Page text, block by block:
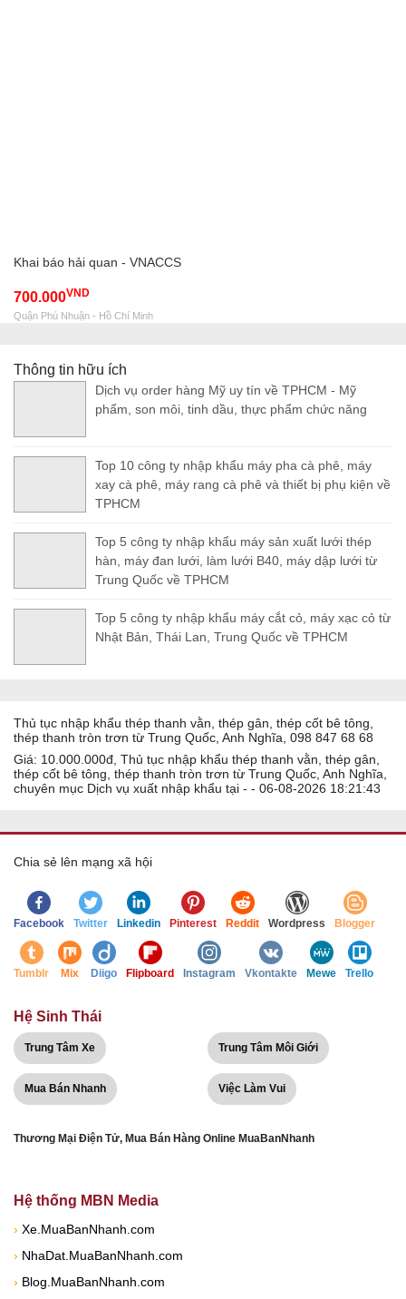
Khai báo hải quan - VNACCS
700.000VND
Quận Phú Nhuận - Hồ Chí Minh
Thông tin hữu ích
Dịch vụ order hàng Mỹ uy tín về TPHCM - Mỹ
phẩm, son môi, tinh dầu, thực phẩm chức năng
Top 10 công ty nhập khẩu máy pha cà phê, máy
xay cà phê, máy rang cà phê và thiết bị phụ kiện về
TPHCM
Top 5 công ty nhập khẩu máy sản xuất lưới thép
hàn, máy đan lưới, làm lưới B40, máy dập lưới từ
Trung Quốc về TPHCM
Top 5 công ty nhập khẩu máy cắt cỏ, máy xạc cỏ từ
Nhật Bản, Thái Lan, Trung Quốc về TPHCM
Thủ tục nhập khẩu thép thanh vằn, thép gân, thép cốt bê tông,
thép thanh tròn trơn từ Trung Quốc, Anh Nghĩa, 098 847 68 68
Giá: 10.000.000đ, Thủ tục nhập khẩu thép thanh vằn, thép gân,
thép cốt bê tông, thép thanh tròn trơn từ Trung Quốc, Anh Nghĩa,
chuyên mục Dịch vụ xuất nhập khẩu tại - - 06-08-2026 18:21:43
Chia sẻ lên mạng xã hội
Facebook Twitter Linkedin Pinterest Reddit Wordpress Blogger
Tumblr Mix Diigo Flipboard Instagram Vkontakte Mewe Trello
Hệ Sinh Thái
Trung Tâm Xe Trung Tâm Môi Giới
Mua Bán Nhanh Việc Làm Vui
Thương Mại Điện Tử, Mua Bán Hàng Online MuaBanNhanh
Hệ thống MBN Media
› Xe.MuaBanNhanh.com
› NhaDat.MuaBanNhanh.com
› Blog.MuaBanNhanh.com